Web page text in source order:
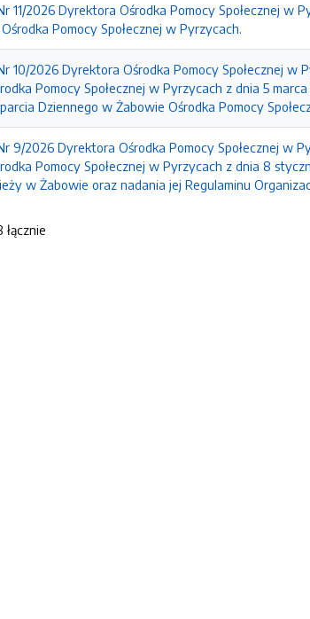
11/2026 Dyrektora Ośrodka Pomocy Społecznej
Pomocy Społecznej w Pyrzycach.
10/2026 Dyrektora Ośrodka Pomocy Społecznej
Pomocy Społecznej w Pyrzycach z dnia 5
Dziennego w Żabowie Ośrodka Pomocy
9/2026 Dyrektora Ośrodka Pomocy Społecznej w
Pomocy Społecznej w Pyrzycach z dnia 8
w Żabowie oraz nadania jej Regulaminu
łącznie